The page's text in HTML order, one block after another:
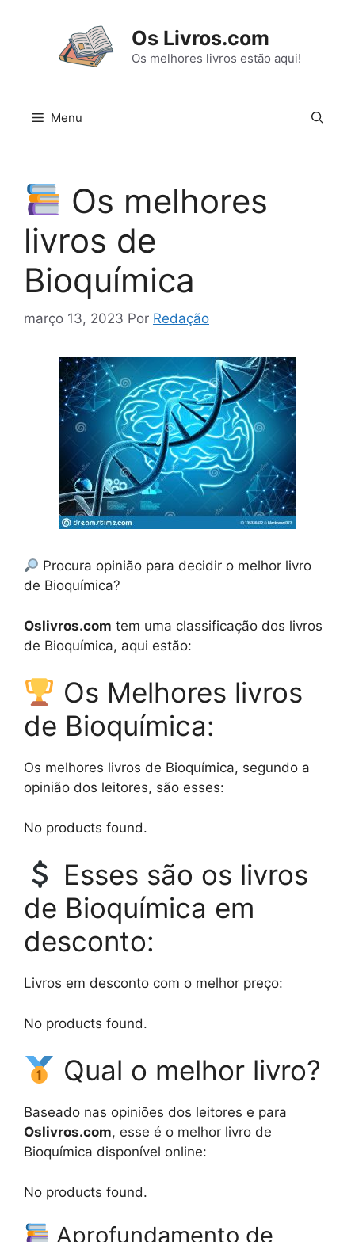
Os Livros.com
Os melhores livros estão aqui!
Menu
Os melhores
livros de
Bioquímica
março 13, 2023 Por Redação
Procura opinião para decidir o melhor livro
de Bioquímica?
Oslivros.com tem uma classificação dos livros
de Bioquímica, aqui estão:
Os Melhores livros
de Bioquímica:
Os melhores livros de Bioquímica, segundo a
opinião dos leitores, são esses:
No products found.
Esses são os livros
de Bioquímica em
desconto:
Livros em desconto com o melhor preço:
No products found.
Qual o melhor livro?
Baseado nas opiniões dos leitores e para
Oslivros.com, esse é o melhor livro de
Bioquímica disponível online:
No products found.
Aprofundamento de